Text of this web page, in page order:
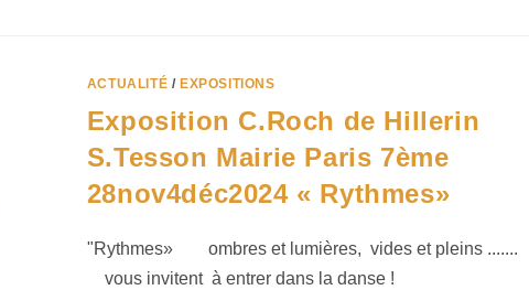
ACTUALITÉ / EXPOSITIONS
Exposition C.Roch de Hillerin
S.Tesson Mairie Paris 7ème
28nov4déc2024 « Rythmes»
"Rythmes» ombres et lumières, vides et pleins
vous invitent à entrer dans la danse !